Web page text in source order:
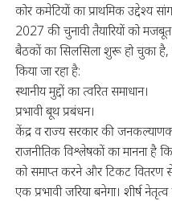
कोर कमेटियों का प्राथमिक उद्देश्य
2027 की चुनावी तैयारियों को
बैठकों का सिलसिला शुरू हो चुका
किया जा रहा है:
स्थानीय मुद्दों का त्वरित समाधान।
प्रभावी बूथ प्रबंधन।
केंद्र व राज्य सरकार की
राजनीतिक विश्लेषकों का मानना
को समाप्त करने और टिकट वितरण
एक प्रभावी जरिया बनेगा। शीर्ष